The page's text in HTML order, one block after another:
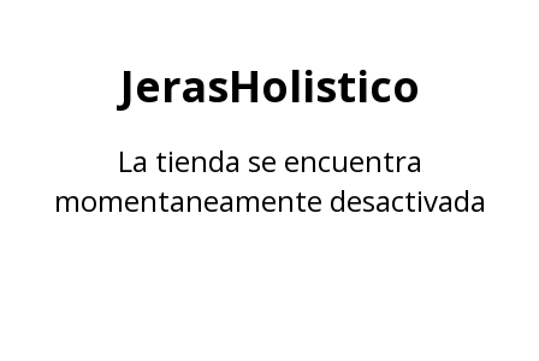
JerasHolistico
La tienda se encuentra
momentaneamente desactivada